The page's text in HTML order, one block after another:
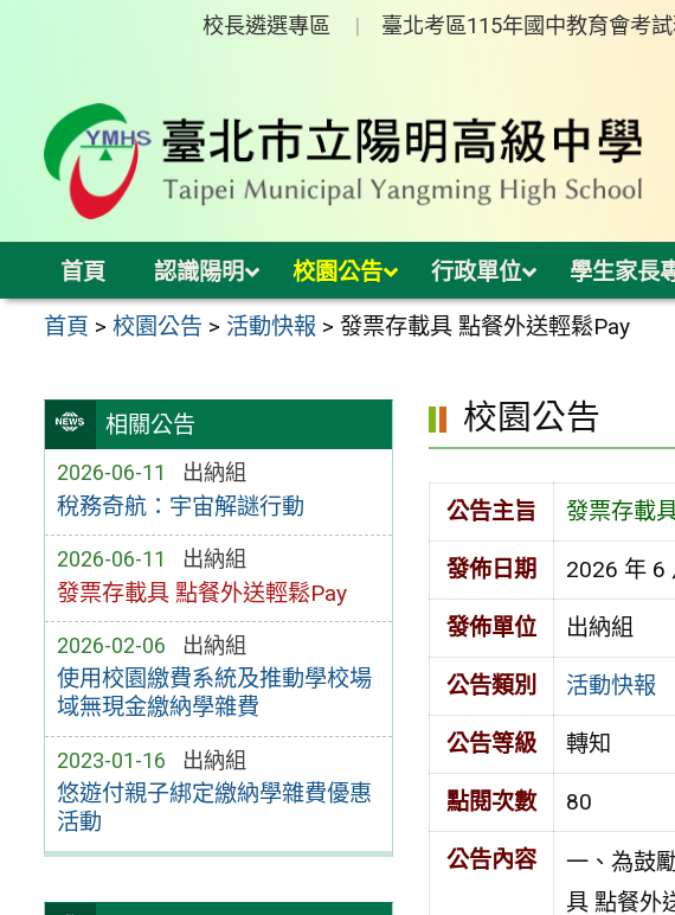
校長遴選專區 臺北考區115年國中教育會考
首頁 認識陽明 校園公告 行政單位 學生家長
首頁 >校園公告 > 活動快報 >發票存載具 點餐外送輕鬆Pay
相關公告
2026-06-11 出納組
稅務奇航：宇宙解謎行動
2026-06-11 出納組
發票存載具 點餐外送輕鬆Pay
2026-02-06 出納組
使用校園繳費系統及推動學校場
域無現金繳納學雜費
2023-01-16 出納組
悠遊付親子綁定繳納學雜費優惠
活動
校園公告
公告主旨 發票存載
發佈日期 2026 年 6
發佈單位 出納組
公告類別 活動快報
公告等級 轉知
點閱次數 80
公告內容
一、為鼓
具 點餐外